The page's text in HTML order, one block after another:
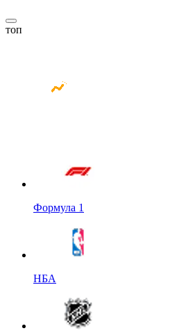
топ
Формула 1
НБА